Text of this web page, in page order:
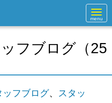
N
a
v
g
a
o
フブログ（25
ッフブログ、
スタッ